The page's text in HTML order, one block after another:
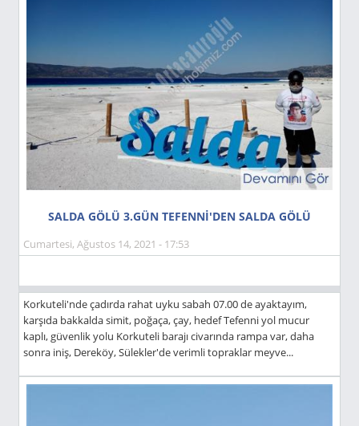
SALDA GÖLÜ 3.GÜN TEFENNİ'DEN SALDA GÖLÜ
Cumartesi, Ağustos 14, 2021 - 17:53
Korkuteli'nde çadırda rahat uyku sabah 07.00 de ayaktayım,
karşıda bakkalda simit, poğaça, çay, hedef Tefenni yol mucur
kaplı, güvenlik yolu Korkuteli barajı civarında rampa var, daha
sonra iniş, Dereköy, Sülekler'de verimli topraklar meyve...